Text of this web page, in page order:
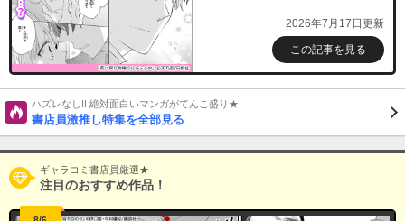
2026年7月17日更新
この記事を見る
ハズレなし!! 絶対面白いマンガがてんこ盛り★
書店員激推し特集を全部見る
ギャラコミ書店員厳選★
注目のおすすめ作品！